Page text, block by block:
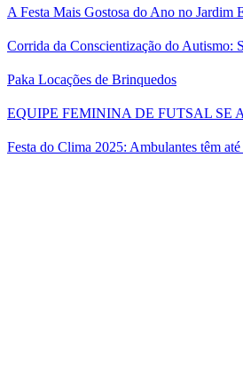
A Festa Mais Gostosa do Ano no Jardim
Corrida da Conscientização do Autismo:
Paka Locações de Brinquedos
EQUIPE FEMININA DE FUTSAL SE
Festa do Clima 2025: Ambulantes têm